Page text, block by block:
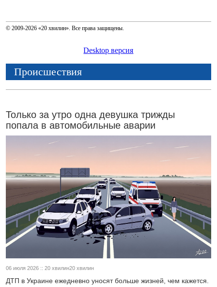
© 2009-2026 «20 хвилин». Все права защищены.
Desktop версия
Происшествия
Только за утро одна девушка трижды
попала в автомобильные аварии
06 июля 2026 :: 20 хвилин20 хвилин
ДТП в Украине ежедневно уносят больше жизней, чем кажется.